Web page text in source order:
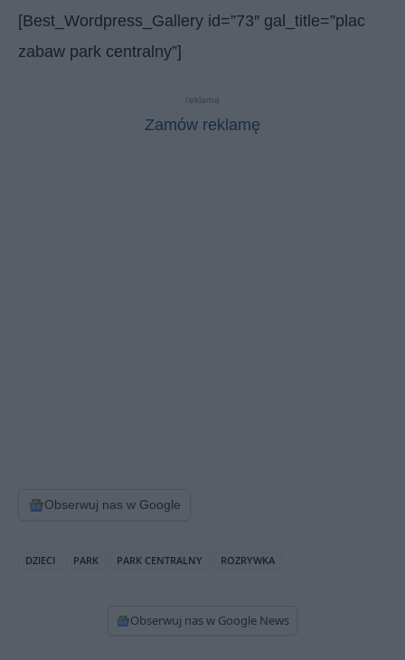
[Best_Wordpress_Gallery id=”73″ gal_title=”plac
zabaw park centralny”]
reklama
Zamów reklamę
Obserwuj nas w Google
DZIECI PARK PARK CENTRALNY ROZRYWKA
Obserwuj nas w Google News